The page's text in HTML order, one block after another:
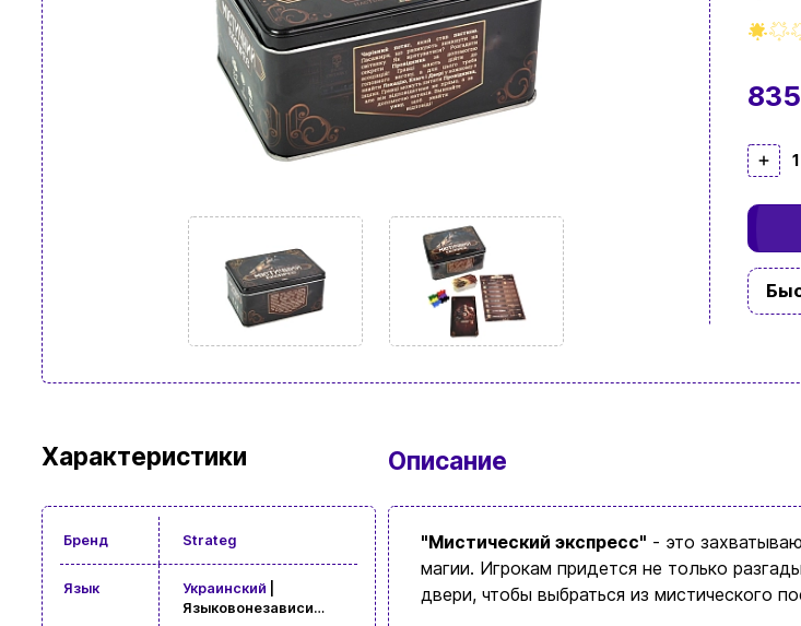
1
Характеристики
Бренд Strateg
Язык Украинский
Языковонезависимая
Описание
"Мистический экспресс" - это
магии. Игрокам придется не только
двери, чтобы выбраться из мистического